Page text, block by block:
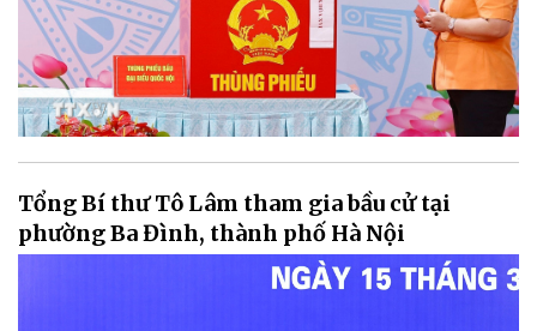
Tổng Bí thư Tô Lâm tham gia bầu cử tại
phường Ba Đình, thành phố Hà Nội